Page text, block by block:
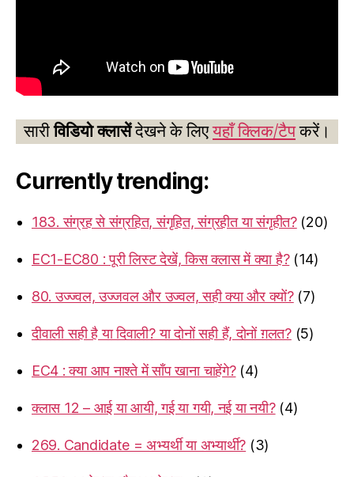
सारीविडियो क्लासेंदेखने के लिएयहाँ क्लिक/टैपकरें।
Currently trending:
183. संग्रह से संग्रहित, संगृहित, संग्रहीत या संगृहीत? (20)
EC1-EC80 : पूरी लिस्ट देखें, किस क्लास में क्या है? (14)
80. उज्ज्वल, उज्जवल और उज्वल, सही क्या और क्यों? (7)
दीवाली सही है या दिवाली? या दोनों सही हैं, दोनों ग़लत? (5)
EC4 : क्या आप नाश्ते में साँप खाना चाहेंगे? (4)
क्लास 12 – आई या आयी, गई या गयी, नई या नयी? (4)
269. Candidate = अभ्यर्थी या अभ्यार्थी? (3)